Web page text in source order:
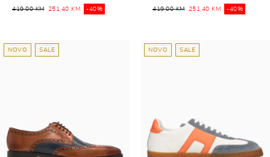
419,00 KM 251,40 KM -40% 419,00 KM 251,40 KM -40%
NOVO SALE NOVO SALE